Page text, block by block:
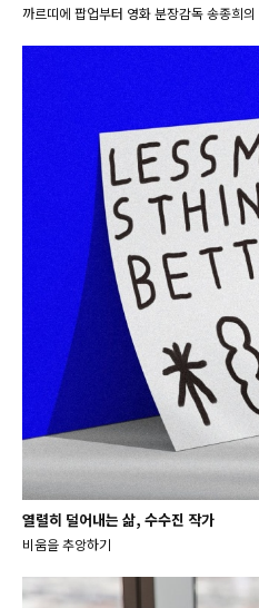
까르띠에 팝업부터 영화 분장감독 송종희
열렬히 덜어내는 삶, 수수진 작가
비움을 추앙하기